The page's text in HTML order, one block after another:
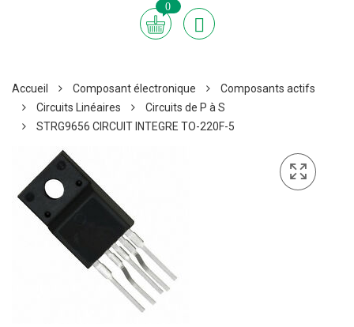
0
Accueil Composant électronique
Composants actifs
Circuits Linéaires
Circuits de P à S
STRG9656 CIRCUIT INTEGRE TO-220F-5